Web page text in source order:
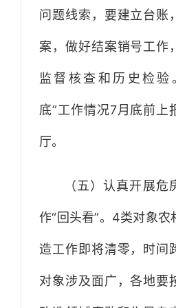
问题线索，要建立台账
案，做好结案销号工作
监督核查和历史检验
底”工作情况7月底前上
厅。
（五）认真开展危
作“回头看”。4类对象农
造工作即将清零，时间
对象涉及面广，各地要